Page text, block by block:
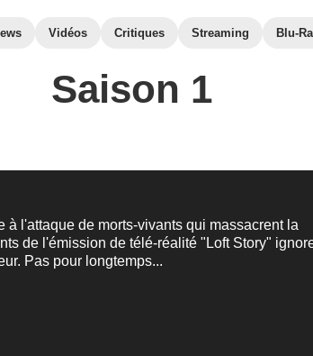
Vidéos Critiques Streaming Blu-
Saison 1
à l'attaque de morts-vivants qui massacrent la
de l'émission de télé-réalité "Loft Story"
Pas pour longtemps...